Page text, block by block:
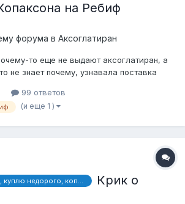
на Ребиф
форума в Аксоглатиран
то еще не выдают аксоглатиран, а
не знает почему, узнавала поставка
99 ответов
(и еще 1 )
отдам возьму в дар, куплю недорого, копаксон, ребиф, бетаферон,
Крик о